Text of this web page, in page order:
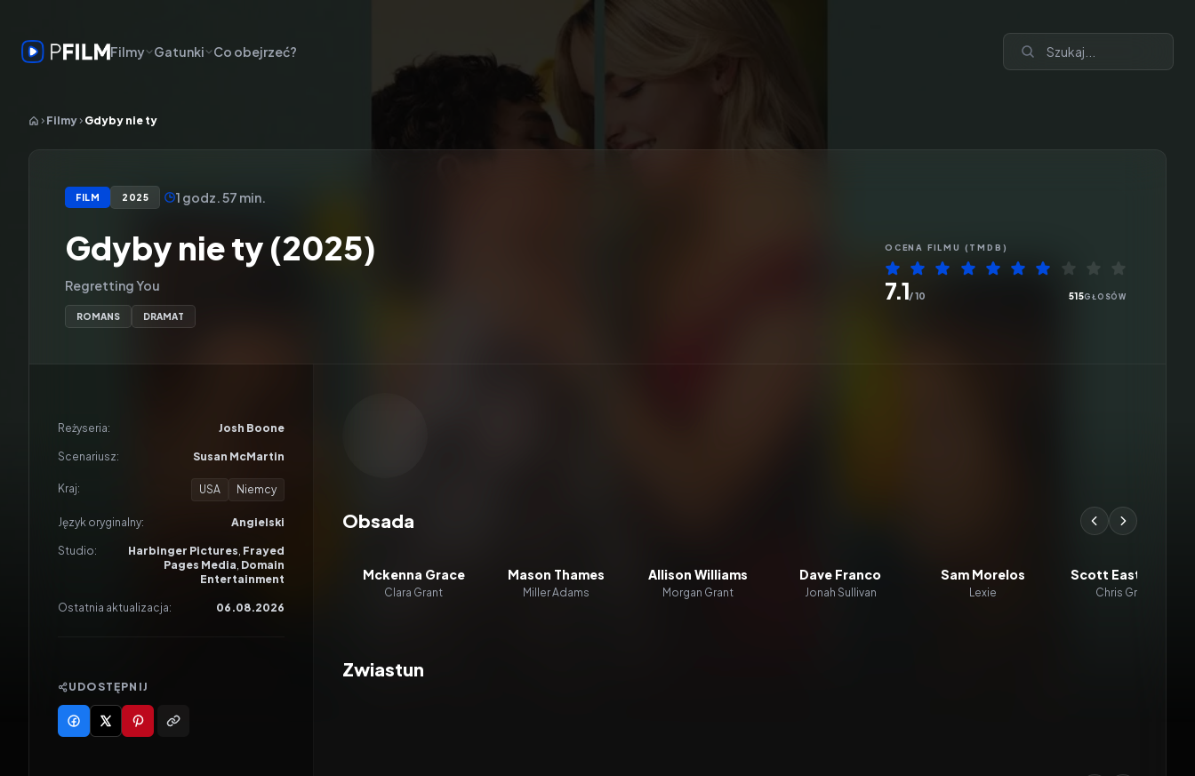
Filmy Gatunki Co obejrzeć?
Filmy Gdyby nie ty
FILM 2025 1 godz. 57 min.
Gdyby nie ty (2025)
Regretting You
ROMANS DRAMAT
OCENA FILMU (TMDB)
7.1/ 10 515GŁOSÓW
Reżyseria: Josh Boone
Scenariusz: Susan McMartin
Kraj: USA Niemcy
Język oryginalny: Angielski
Studio: Harbinger Pictures, Frayed
Pages Media, Domain
Entertainment
Ostatnia aktualizacja: 06.08.2026
UDOSTĘPNIJ
Obsada
Mckenna Grace
Clara Grant
Mason Thames
Miller Adams
Allison Williams
Morgan Grant
Dave Franco
Jonah Sullivan
Sam Morelos
Lexie
Scott Eastwood
Chris Grant
Zwiastun